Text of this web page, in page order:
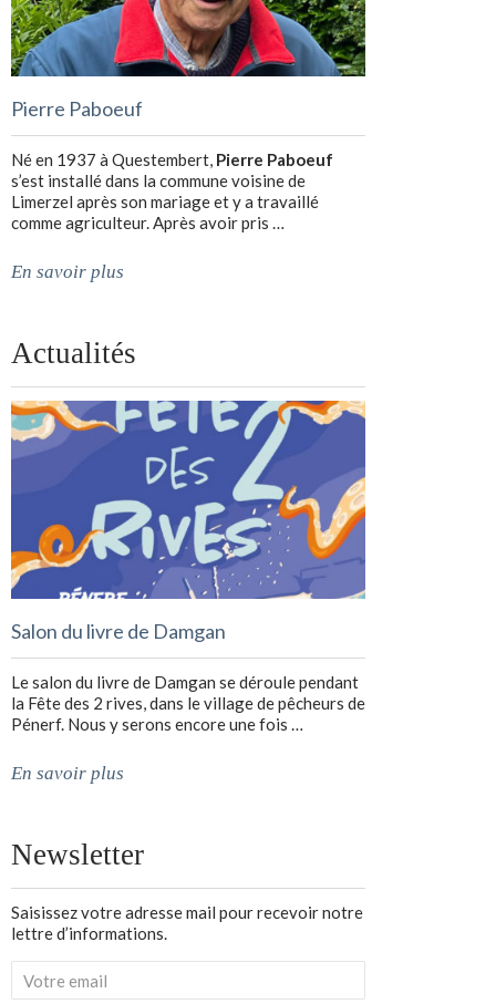
Pierre Paboeuf
Né en 1937 à Questembert, Pierre Paboeuf
s’est installé dans la commune voisine de
Limerzel après son mariage et y a travaillé
comme agriculteur. Après avoir pris …
En savoir plus
Actualités
Salon du livre de Damgan
Le salon du livre de Damgan se déroule pendant
la Fête des 2 rives, dans le village de pêcheurs de
Pénerf. Nous y serons encore une fois …
En savoir plus
Newsletter
Saisissez votre adresse mail pour recevoir notre
lettre d’informations.